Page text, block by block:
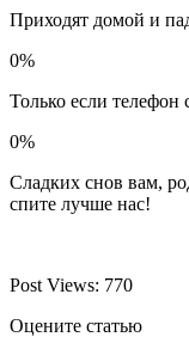
Приходят домой и
0%
Только если телефон
0%
Сладких снов вам,
спите лучше нас!
Post Views: 770
Оцените статью